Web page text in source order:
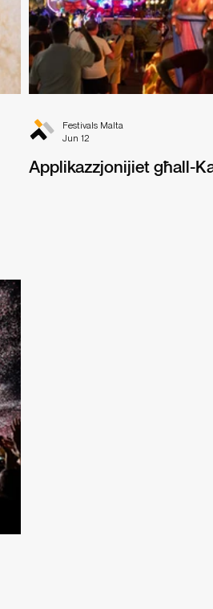
Applikazzjonijiet għall-
Festivals Malta
Jun 12